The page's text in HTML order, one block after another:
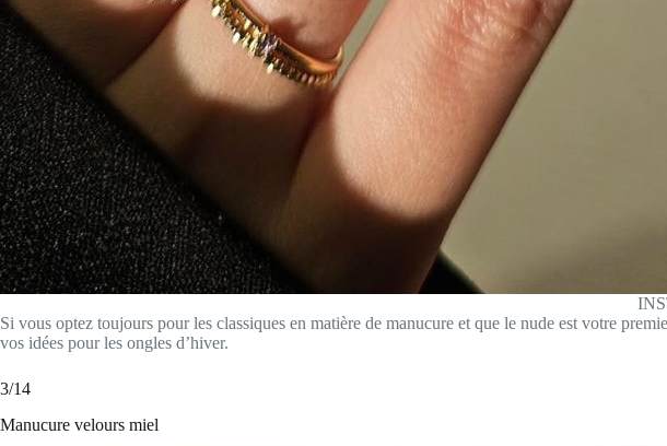
Si vous optez toujours pour les classiques en matière de manucure et que le nude est votre
vos idées pour les ongles d’hiver.
3/14
Manucure velours miel